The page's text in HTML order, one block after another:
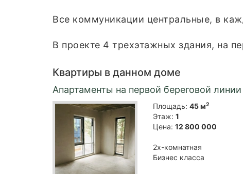
Все коммуникации центральные, в
В проекте 4 трехэтажных здания, на
Квартиры в данном доме
Апартаменты на первой береговой линии
Площадь: 45 м2
Этаж: 1
Цена: 12 800 000
2х-комнатная
Бизнес класса